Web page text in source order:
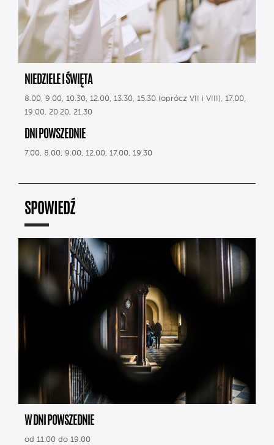
NIEDZIELE I ŚWIĘTA
8.00, 9.00, 10.30, 12.00, 13.30, 15.30 (oprócz VII i VIII), 17.00,
19.00, 20.20, 21.30
DNI POWSZEDNIE
7.00, 8.00, 9.00, 12.00, 17.00, 19.30
SPOWIEDŹ
W DNI POWSZEDNIE
od 11.00 do 19.00